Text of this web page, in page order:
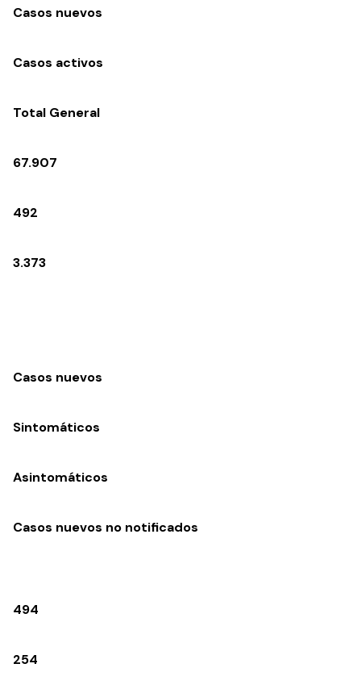
Casos nuevos
Casos activos
Total General
67.907
492
3.373
Casos nuevos
Sintomáticos
Asintomáticos
Casos nuevos no notificados
494
254